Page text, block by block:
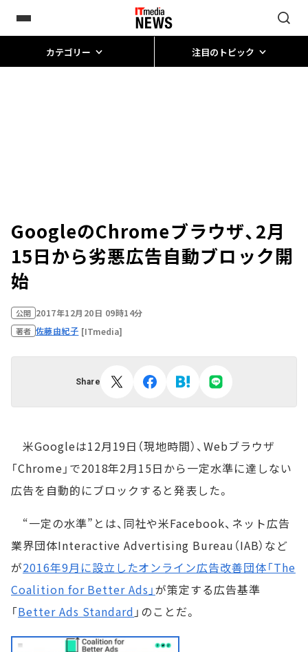
カテゴリー 注目のトピック
GoogleのChromeブラウザ、2月
15日から劣悪広告自動ブロック開
始
公開 2017年12月20日 09時14分
著者 佐藤由紀子 [ITmedia]
Share
米Googleは12月19日（現地時間）、Webブラウザ
「Chrome」で2018年2月15日から一定水準に達しない
広告を自動的にブロックすると発表した。
“一定の水準”とは、同社や米Facebook、ネット広告
業界団体Interactive Advertising Bureau（IAB）など
が2016年9月に設立したオンライン広告改善団体「The
Coalition for Better Ads」が策定する広告基準
「Better Ads Standard 」のことだ。